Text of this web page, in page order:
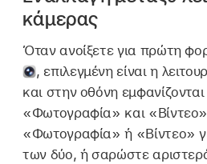
κάμερας
Όταν ανοίξετε για πρώτη
, επιλεγμένη είναι η
και στην οθόνη εμφανίζονται
«Φωτογραφία» και
«Φωτογραφία» ή «Βίντεο»
των δύο, ή σαρώστε